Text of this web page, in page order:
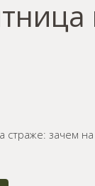
страже: зачем